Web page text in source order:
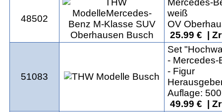
48502
weiß
OV
25.99 € |
51083
Set
- Mercedes-
- Figur
Auflage: 500
49.99 € |